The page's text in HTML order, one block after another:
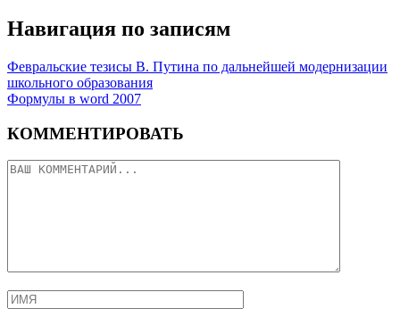
Навигация по записям
Февральские тезисы В. Путина по дальнейшей модернизации
школьного образования
Формулы в word 2007
КОММЕНТИРОВАТЬ